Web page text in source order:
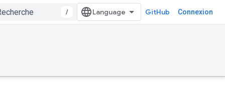
/ GitHub Connexion